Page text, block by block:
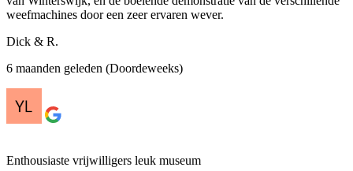
weefmachines door een zeer ervaren wever.
Dick & R.
6 maanden geleden (Doordeweeks)
Enthousiaste vrijwilligers leuk museum